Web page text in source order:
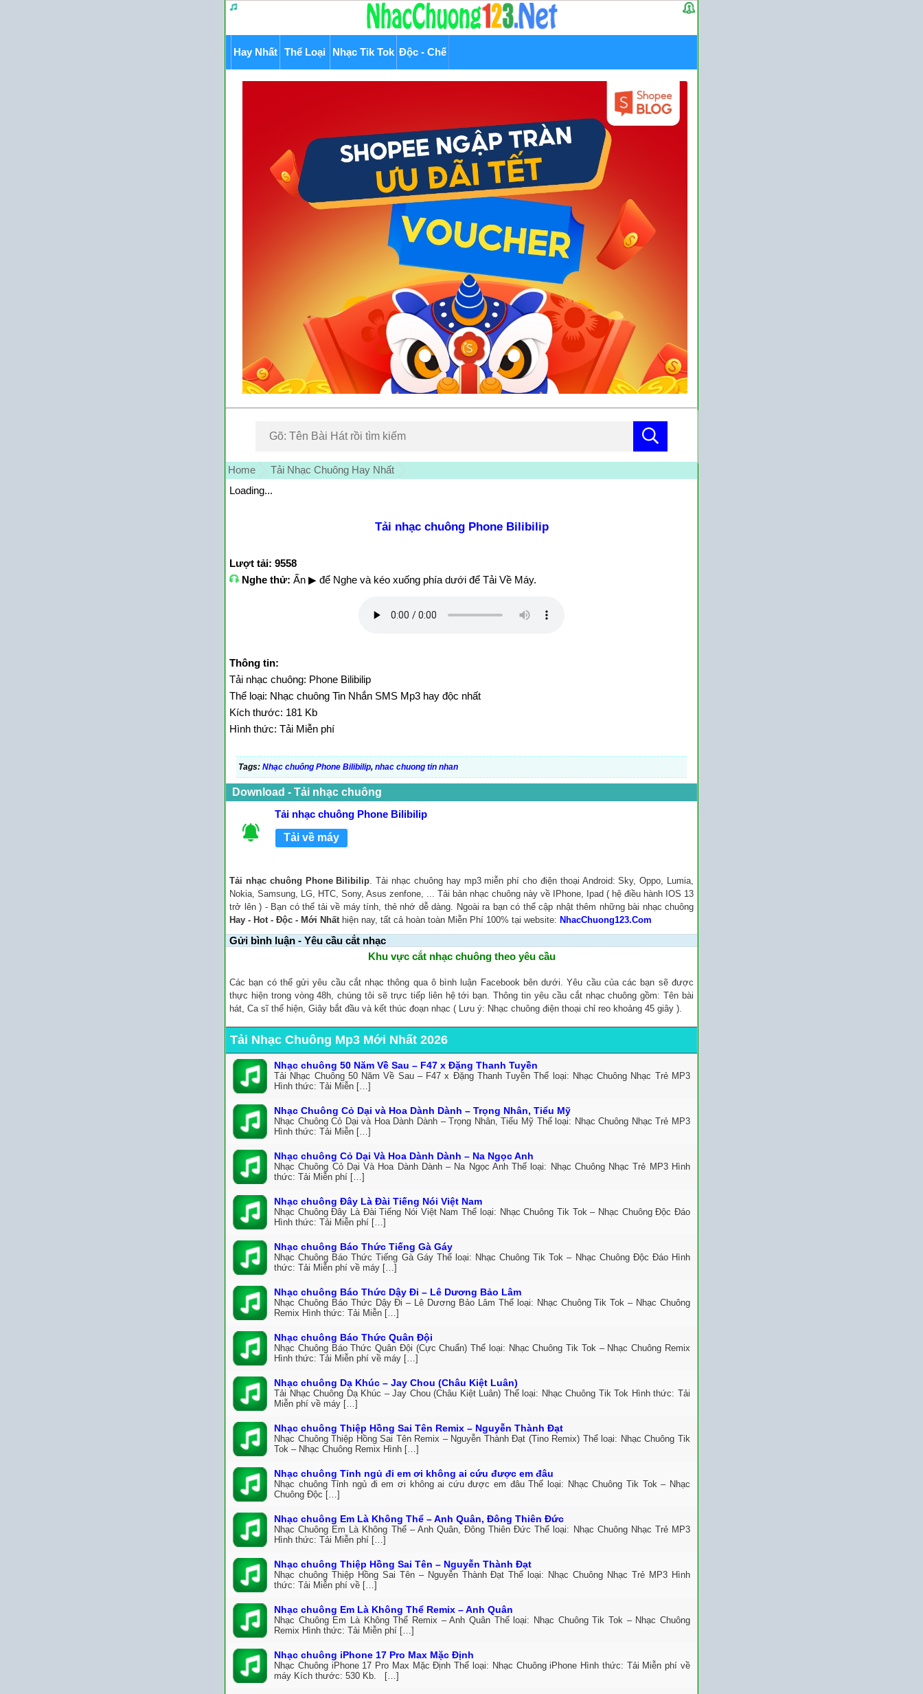
Hay Nhất Thể Loại Nhạc Tik Tok Độc - Chế
Home
Tải Nhạc Chuông Hay Nhất
Loading...
Tải nhạc chuông Phone Bilibilip
Lượt tải: 9558
Nghe thử: Ấn ▶ để Nghe và kéo xuống phía dưới để Tải Về Máy.
Thông tin:
Tải nhạc chuông: Phone Bilibilip
Thể loại: Nhạc chuông Tin Nhắn SMS Mp3 hay độc nhất
Kích thước: 181 Kb
Hình thức: Tải Miễn phí
Tags: Nhạc chuông Phone Bilibilip, nhac chuong tin nhan
Download - Tải nhạc chuông
Tải nhạc chuông Phone Bilibilip
Tải về máy
Tải nhạc chuông Phone Bilibilip. Tải nhạc chuông hay mp3 miễn phí cho điện thoại Android: Sky, Oppo, Lumia,
Nokia, Samsung, LG, HTC, Sony, Asus zenfone, ... Tải bản nhạc chuông này về IPhone, Ipad ( hệ điều hành IOS 13
trở lên ) - Bạn có thể tải về máy tính, thẻ nhớ dễ dàng. Ngoài ra bạn có thể cập nhật thêm những bài nhạc chuông
Hay - Hot - Độc - Mới Nhấthiện nay, tất cả hoàn toàn Miễn Phí 100% tại website: NhacChuong123.Com
Gửi bình luận - Yêu cầu cắt nhạc
Khu vực cắt nhạc chuông theo yêu cầu
Các bạn có thể gửi yêu cầu cắt nhạc thông qua ô bình luận Facebook bên dưới. Yêu cầu của các bạn sẽ được
thực hiện trong vòng 48h, chúng tôi sẽ trực tiếp liên hệ tới bạn. Thông tin yêu cầu cắt nhạc chuông gồm: Tên bài
hát, Ca sĩ thể hiện, Giây bắt đầu và kết thúc đoạn nhạc ( Lưu ý: Nhạc chuông điện thoại chỉ reo khoảng 45 giây ).
Tải Nhạc Chuông Mp3 Mới Nhất 2026
Nhạc chuông 50 Năm Về Sau – F47 x Đặng Thanh Tuyền
Tải Nhạc Chuông 50 Năm Về Sau – F47 x Đặng Thanh Tuyền Thể loại: Nhạc Chuông Nhạc Trẻ MP3
Hình thức: Tải Miễn […]
Nhạc Chuông Cỏ Dại và Hoa Dành Dành – Trọng Nhân, Tiểu Mỹ
Nhạc Chuông Cỏ Dại và Hoa Dành Dành – Trọng Nhân, Tiểu Mỹ Thể loại: Nhạc Chuông Nhạc Trẻ MP3
Hình thức: Tải Miễn […]
Nhạc chuông Cỏ Dại Và Hoa Dành Dành – Na Ngọc Anh
Nhạc Chuông Cỏ Dại Và Hoa Dành Dành – Na Ngọc Anh Thể loại: Nhạc Chuông Nhạc Trẻ MP3 Hình
thức: Tải Miễn phí […]
Nhạc chuông Đây Là Đài Tiếng Nói Việt Nam
Nhạc Chuông Đây Là Đài Tiếng Nói Việt Nam Thể loại: Nhạc Chuông Tik Tok – Nhạc Chuông Độc Đáo
Hình thức: Tải Miễn phí […]
Nhạc chuông Báo Thức Tiếng Gà Gáy
Nhạc Chuông Báo Thức Tiếng Gà Gáy Thể loại: Nhạc Chuông Tik Tok – Nhạc Chuông Độc Đáo Hình
thức: Tải Miễn phí về máy […]
Nhạc chuông Báo Thức Dậy Đi – Lê Dương Bảo Lâm
Nhạc Chuông Báo Thức Dậy Đi – Lê Dương Bảo Lâm Thể loại: Nhạc Chuông Tik Tok – Nhạc Chuông
Remix Hình thức: Tải Miễn […]
Nhạc chuông Báo Thức Quân Đội
Nhạc Chuông Báo Thức Quân Đội (Cực Chuẩn) Thể loại: Nhạc Chuông Tik Tok – Nhạc Chuông Remix
Hình thức: Tải Miễn phí về máy […]
Nhạc chuông Dạ Khúc – Jay Chou (Châu Kiệt Luân)
Tải Nhạc Chuông Dạ Khúc – Jay Chou (Châu Kiệt Luân) Thể loại: Nhạc Chuông Tik Tok Hình thức: Tải
Miễn phí về máy […]
Nhạc chuông Thiệp Hồng Sai Tên Remix – Nguyễn Thành Đạt
Nhạc Chuông Thiệp Hồng Sai Tên Remix – Nguyễn Thành Đạt (Tino Remix) Thể loại: Nhạc Chuông Tik
Tok – Nhạc Chuông Remix Hình […]
Nhạc chuông Tỉnh ngủ đi em ơi không ai cứu được em đâu
Nhạc chuông Tỉnh ngủ đi em ơi không ai cứu được em đâu Thể loại: Nhạc Chuông Tik Tok – Nhạc
Chuông Độc […]
Nhạc chuông Em Là Không Thể – Anh Quân, Đông Thiên Đức
Nhạc Chuông Em Là Không Thể – Anh Quân, Đông Thiên Đức Thể loại: Nhạc Chuông Nhạc Trẻ MP3
Hình thức: Tải Miễn phí […]
Nhạc chuông Thiệp Hồng Sai Tên – Nguyễn Thành Đạt
Nhạc chuông Thiệp Hồng Sai Tên – Nguyễn Thành Đạt Thể loại: Nhạc Chuông Nhạc Trẻ MP3 Hình
thức: Tải Miễn phí về […]
Nhạc chuông Em Là Không Thể Remix – Anh Quân
Nhạc Chuông Em Là Không Thể Remix – Anh Quân Thể loại: Nhạc Chuông Tik Tok – Nhạc Chuông
Remix Hình thức: Tải Miễn phí […]
Nhạc chuông iPhone 17 Pro Max Mặc Định
Nhạc Chuông iPhone 17 Pro Max Mặc Định Thể loại: Nhạc Chuông iPhone Hình thức: Tải Miễn phí về
máy Kích thước: 530 Kb. […]